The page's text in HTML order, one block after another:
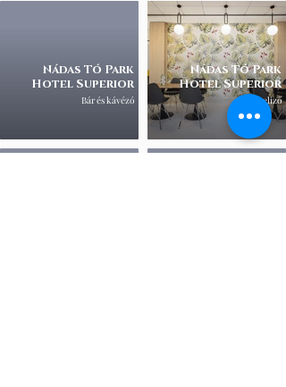
Nádas Tó Park
Hotel Superior
Bár és kávézó
Nádas Tó Park
Hotel Superior
Reggeliző